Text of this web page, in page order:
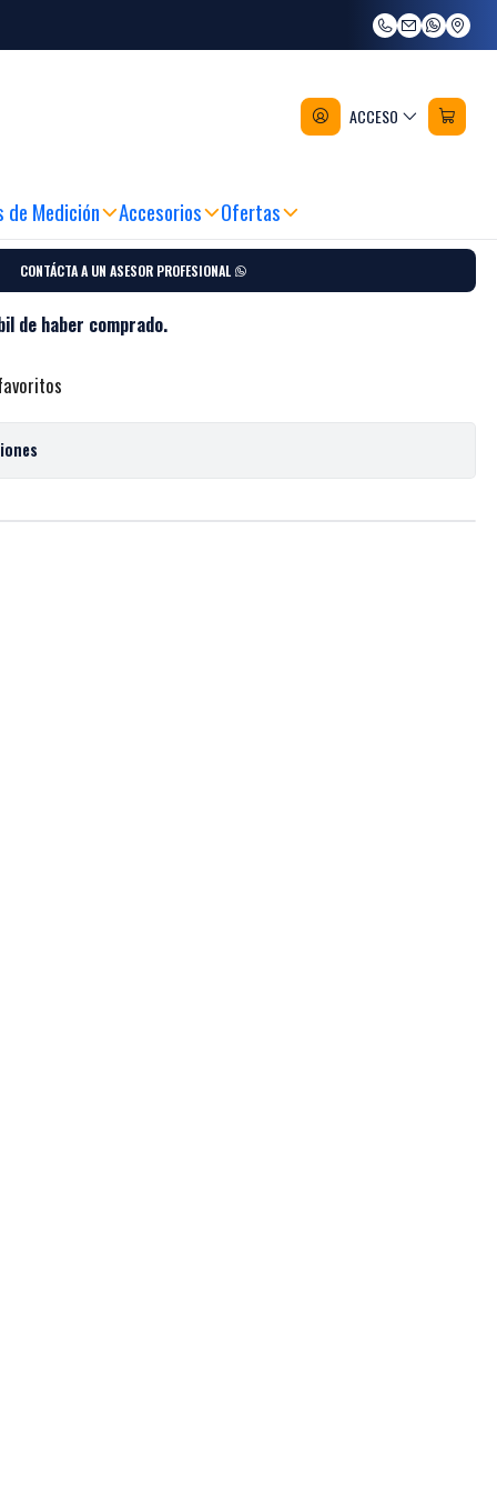
ACCESO
de Medición Accesorios Ofertas
Makita GA9050 2.000 W
CONTÁCTA A UN ASESOR PROFESIONAL
de haber comprado.